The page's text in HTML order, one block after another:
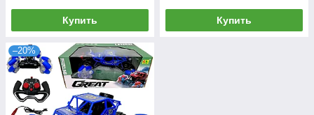
Купить Купить
–20%